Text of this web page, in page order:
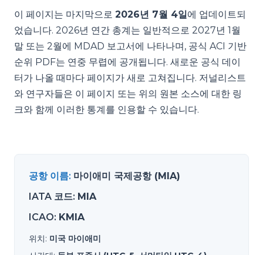
이 페이지는 마지막으로 2026년 7월 4일에 업데이트되
었습니다. 2026년 연간 총계는 일반적으로 2027년 1월
말 또는 2월에 MDAD 보고서에 나타나며, 공식 ACI 기반
순위 PDF는 연중 무렵에 공개됩니다. 새로운 공식 데이
터가 나올 때마다 페이지가 새로 고쳐집니다. 저널리스트
와 연구자들은 이 페이지 또는 위의 원본 소스에 대한 링
크와 함께 이러한 통계를 인용할 수 있습니다.
공항 이름: 마이애미 국제공항 (MIA)
IATA 코드: MIA
ICAO: KMIA
위치: 미국 마이애미